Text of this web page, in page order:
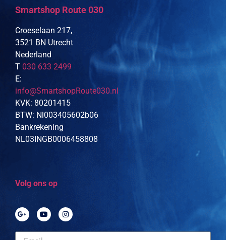
Smartshop Route 030
Croeselaan 217,
3521 BN Utrecht
Nederland
T 030 633 2499
E:
info@SmartshopRoute030.nl
KVK: 80201415
BTW: Nl003405602b06
Bankrekening
NL03INGB0006458808
Volg ons op